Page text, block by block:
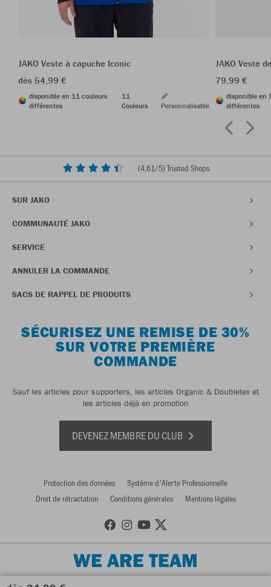
JAKO Veste à capuche Iconic
dès 54,99 €
disponible en 11 couleurs
différentes
11
Couleurs
Personnalisable
JAKO Veste
79,99 €
disponible en
différentes
(4,61/5) Trusted Shops
SUR JAKO
COMMUNAUTÉ JAKO
SERVICE
ANNULER LA COMMANDE
SACS DE RAPPEL DE PRODUITS
SÉCURISEZ UNE REMISE DE 30%
SUR VOTRE PREMIÈRE
COMMANDE
Sauf les articles pour supporters, les articles Organic & Doubletex et
les articles déjà en promotion
DEVENEZ MEMBRE DU CLUB
Protection des données
Système d'Alerte Professionnelle
Droit de rétractation
Conditions générales Mentions légales
WE ARE TEAM